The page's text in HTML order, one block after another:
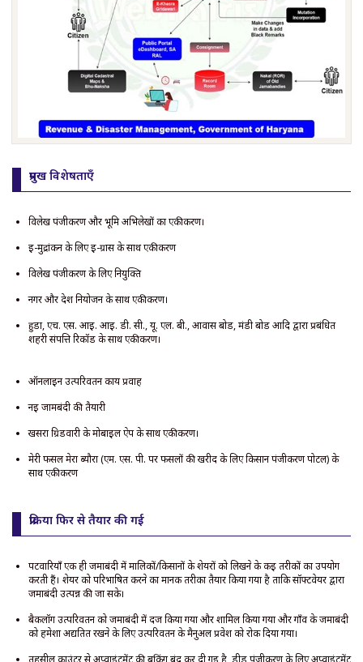
प्रमुख विशेषताएँ
विलेख पंजीकरण और भूमि अभिलेखों का एकीकरण।
ई-मुद्रांकन के लिए ई-ग्रास के साथ एकीकरण
विलेख पंजीकरण के लिए नियुक्ति
नगर और देश नियोजन के साथ एकीकरण।
हुडा, एच. एस. आई. आई. डी. सी., यू. एल. बी., आवास बोर्ड, मंडी बोर्ड आदि द्वारा प्रबंधित
शहरी संपत्ति रिकॉर्ड के साथ एकीकरण।
ऑनलाइन उत्परिवर्तन कार्य प्रवाह
नई जामबंदी की तैयारी
खसरा ग्रिडवारी के मोबाइल ऐप के साथ एकीकरण।
मेरी फसल मेरा ब्यौरा (एम. एस. पी. पर फसलों की खरीद के लिए किसान पंजीकरण पोर्टल) के
साथ एकीकरण
प्रक्रिया फिर से तैयार की गई
पटवारियाँ एक ही जमाबंदी में मालिकों/किसानों के शेयरों को लिखने के कई तरीकों का उपयोग
करती हैं। शेयर को परिभाषित करने का मानक तरीका तैयार किया गया है ताकि सॉफ्टवेयर द्वारा
जमाबंदी उत्पन्न की जा सके।
बैकलॉग उत्परिवर्तन को जमाबंदी में दर्ज किया गया और शामिल किया गया और गाँव के जमाबंदी
को हमेशा अद्यतित रखने के लिए उत्परिवर्तन के मैनुअल प्रवेश को रोक दिया गया।